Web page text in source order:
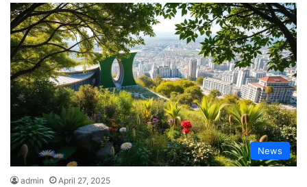
News
admin April 27, 2025